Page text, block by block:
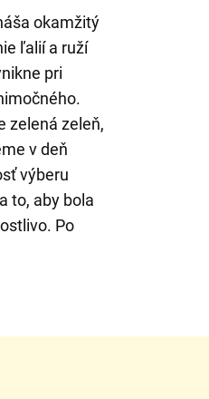
okamžitý
ľalií a ruží
pri
zelená zeleň,
v deň
výberu
to, aby bola
Po